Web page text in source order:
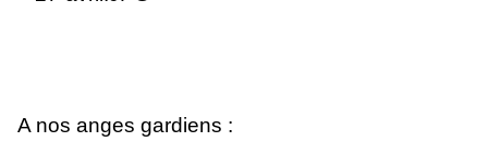
A nos anges gardiens :